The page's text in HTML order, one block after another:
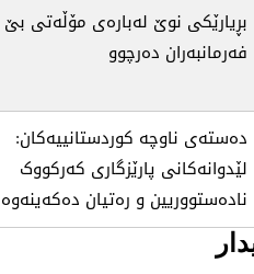
بڕیارێکی نوێ لەبارەی مۆڵەتی
فەرمانبەران دەرچوو
دەستەی ناوچە کوردستانییەکان:
لێدوانەکانی پارێزگاری کەرکووک
نادەستووریین و رەتیان دەکەینەوە